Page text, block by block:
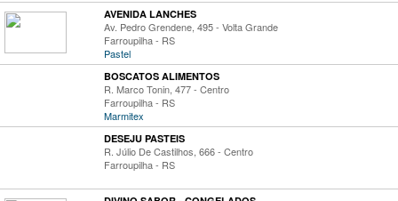
AVENIDA LANCHES
Av. Pedro Grendene, 495 - Volta Grande
Farroupilha - RS
Pastel
BOSCATOS ALIMENTOS
R. Marco Tonin, 477 - Centro
Farroupilha - RS
Marmitex
DESEJU PASTEIS
R. Júlio De Castilhos, 666 - Centro
Farroupilha - RS